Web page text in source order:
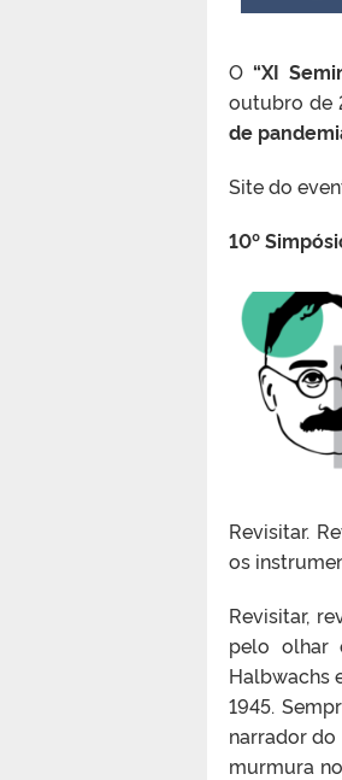
O “XI
outubro de
de
Site do
10º
Revisitar.
os
Revisitar,
pelo olhar
Halbwachs
1945.
narrador
murmura